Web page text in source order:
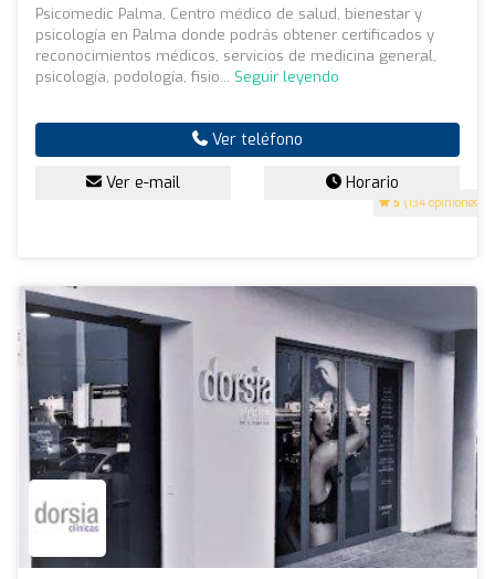
5 (134 opiniones)
Psicomedic Palma, Centro médico de salud, bienestar y
psicología en Palma donde podrás obtener certificados y
reconocimientos médicos, servicios de medicina general,
psicología, podología, fisio... Seguir leyendo
Ver teléfono
Ver e-mail Horario